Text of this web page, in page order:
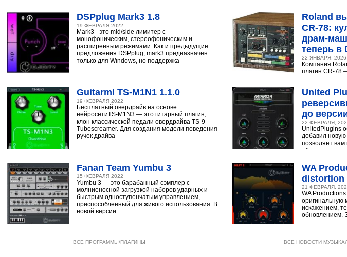
DSPplug Mark3 1.8
19 ФЕВРАЛЯ 2022
Mark3 - это mid/side лимитер с
монофоническим, стереофоническим и
расширенным режимами. Как и предыдущие
предложения DSPplug, mark3 предназначен
только для Windows, но поддержка
Guitarml TS-M1N1 1.1.0
19 ФЕВРАЛЯ 2022
Бесплатный овердрайв на основе
нейросетиTS-M1N3 — это гитарный плагин,
клон классической педали овердрайва TS-9
Tubescreamer. Для создания модели поведения
ручек драйва
Fanan Team Yumbu 3
15 ФЕВРАЛЯ 2022
Yumbu 3 — это барабанный сэмплер с
молниеносной загрузкой наборов ударных и
быстрым одноступенчатым управлением,
приспособленный для живого использования. В
новой версии
ВСЕ ПРОГРАММЫ/ПЛАГИНЫ
Roland
CR‑78:
теперь в
22 ЯНВАРЯ, 2026
Компания
плагин CR-78
United
до
22 ФЕВРАЛЯ,
UnitedPlugins
добавил
позволяет
обратную...
WA
distortion
21 ФЕВРАЛЯ,
WA
искажением,
обновлением.
ВСЕ НОВОСТИ